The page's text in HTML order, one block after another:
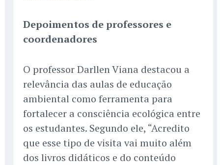
Depoimentos de professores e
coordenadores
O professor Darllen Viana destacou a
relevância das aulas de educação
ambiental como ferramenta para
fortalecer a consciência ecológica entre
os estudantes. Segundo ele, “Acredito
que esse tipo de visita vai muito além
dos livros didáticos e do conteúdo